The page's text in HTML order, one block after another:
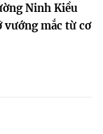
Ninh Kiều
vướng mắc từ cơ